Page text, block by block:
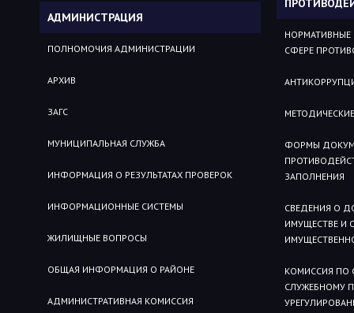
АДМИНИСТРАЦИЯ
ПОЛНОМОЧИЯ АДМИНИСТРАЦИИ
АРХИВ
ЗАГС
МУНИЦИПАЛЬНАЯ СЛУЖБА
ИНФОРМАЦИЯ О РЕЗУЛЬТАТАХ ПРОВЕРОК
ИНФОРМАЦИОННЫЕ СИСТЕМЫ
ЖИЛИЩНЫЕ ВОПРОСЫ
ОБЩАЯ ИНФОРМАЦИЯ О РАЙОНЕ
АДМИНИСТРАТИВНАЯ КОМИССИЯ
НОРМАТИВНЫЕ
СФЕРЕ
ФОРМЫ
ЗАПОЛНЕНИЯ
СВЕДЕНИЯ О
ИМУЩЕСТВЕ И
КОМИССИЯ ПО
СЛУЖЕБНОМУ